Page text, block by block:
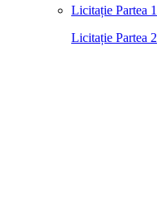
Licitație Partea 1
Licitație Partea 2